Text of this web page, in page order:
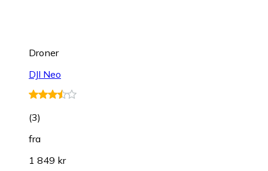
Droner
DJI Neo
(3)
fra
1 849 kr